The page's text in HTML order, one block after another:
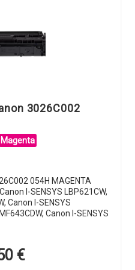
3026C002
Magenta
054H MAGENTA
I-SENSYS LBP621CW,
Canon I-SENSYS
Canon I-SENSYS
€